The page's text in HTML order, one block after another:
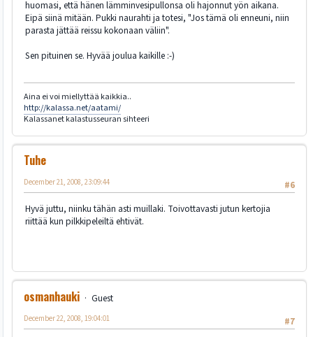
huomasi, että hänen lämminvesipullonsa oli hajonnut yön aikana.
Eipä siinä mitään. Pukki naurahti ja totesi, "Jos tämä oli enneuni, niin
parasta jättää reissu kokonaan väliin".
Sen pituinen se. Hyvää joulua kaikille :-)
Aina ei voi miellyttää kaikkia..
http://kalassa.net/aatami/
Kalassanet kalastusseuran sihteeri
Tuhe
#6
December 21, 2008, 23:09:44
Hyvä juttu, niinku tähän asti muillaki. Toivottavasti jutun kertojia
riittää kun pilkkipeleiltä ehtivät.
osmanhauki
Guest
#7
December 22, 2008, 19:04:01